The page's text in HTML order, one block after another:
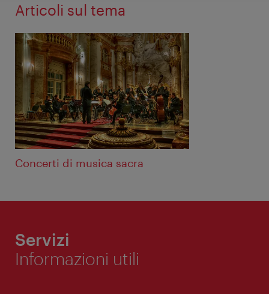
Articoli sul tema
Concerti di musica sacra
Servizi
Informazioni utili